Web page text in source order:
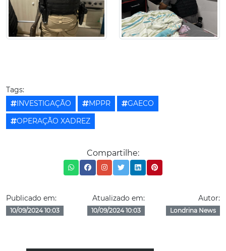
Tags:
INVESTIGAÇÃO
MPPR
GAECO
OPERAÇÃO XADREZ
Compartilhe:
Publicado em:
10/09/2024 10:03
Atualizado em:
10/09/2024 10:03
Autor:
Londrina News